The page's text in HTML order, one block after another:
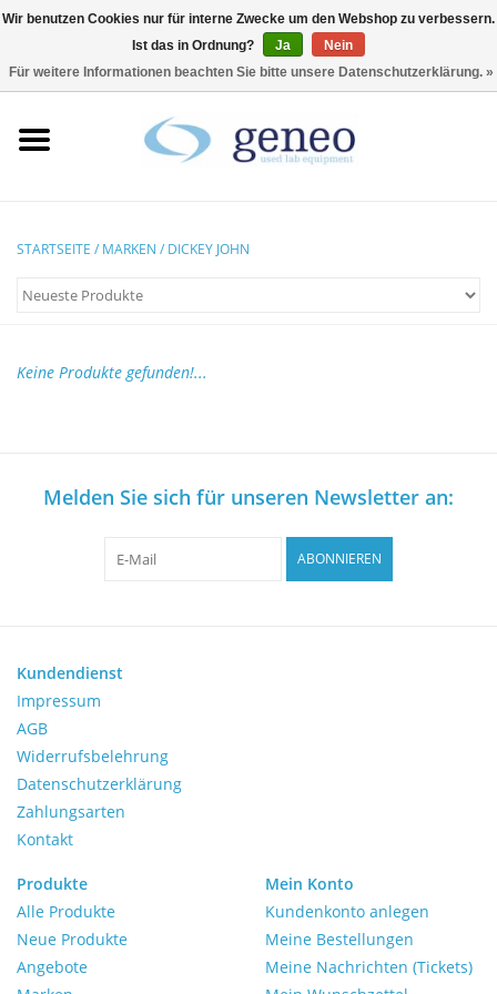
HPLC & Chromatographie
Inkubatoren &
Kühlschränke
Mikroskope
Waagen
Zentrifugen
Yellow Sub
Medizin
Laborgeräten bewerten
STARTSEITE / MARKEN / DICKEY JOHN
Keine Produkte gefunden!...
Melden Sie sich für unseren Newsletter an:
ABONNIEREN
Kundendienst
Impressum
AGB
Widerrufsbelehrung
Datenschutzerklärung
Zahlungsarten
Kontakt
Produkte
Alle Produkte
Neue Produkte
Angebote
Mein Konto
Kundenkonto anlegen
Meine Bestellungen
Meine Nachrichten (Tickets)
Wir benutzen Cookies nur für interne Zwecke um den Webshop zu verbessern.
Ist das in Ordnung?
Ja
Nein
Für weitere Informationen beachten Sie bitte unsere Datenschutzerklärung. »